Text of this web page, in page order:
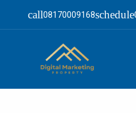
call08170009168schedule